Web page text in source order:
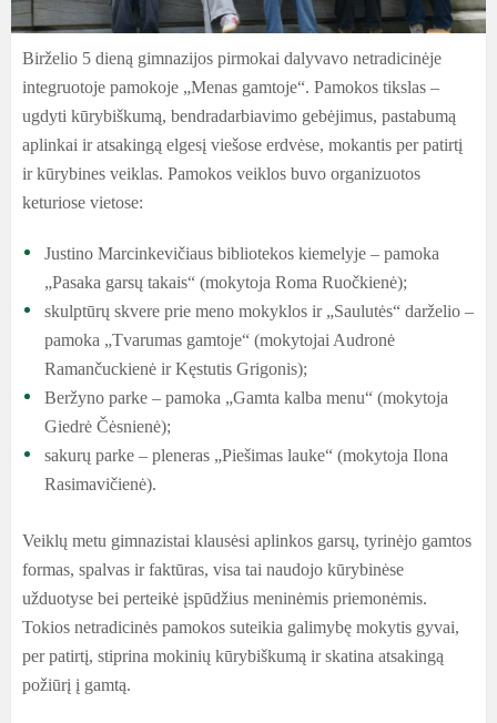
Birželio 5 dieną gimnazijos pirmokai dalyvavo netradicinėje
integruotoje pamokoje „Menas gamtoje“. Pamokos tikslas –
ugdyti kūrybiškumą, bendradarbiavimo gebėjimus, pastabumą
aplinkai ir atsakingą elgesį viešose erdvėse, mokantis per patirtį
ir kūrybines veiklas. Pamokos veiklos buvo organizuotos
keturiose vietose:
Justino Marcinkevičiaus bibliotekos kiemelyje – pamoka
„Pasaka garsų takais“ (mokytoja Roma Ruočkienė);
skulptūrų skvere prie meno mokyklos ir „Saulutės“ darželio –
pamoka „Tvarumas gamtoje“ (mokytojai Audronė
Ramančuckienė ir Kęstutis Grigonis);
Beržyno parke – pamoka „Gamta kalba menu“ (mokytoja
Giedrė Čėsnienė);
sakurų parke – pleneras „Piešimas lauke“ (mokytoja Ilona
Rasimavičienė).
Veiklų metu gimnazistai klausėsi aplinkos garsų, tyrinėjo gamtos
formas, spalvas ir faktūras, visa tai naudojo kūrybinėse
užduotyse bei perteikė įspūdžius meninėmis priemonėmis.
Tokios netradicinės pamokos suteikia galimybę mokytis gyvai,
per patirtį, stiprina mokinių kūrybiškumą ir skatina atsakingą
požiūrį į gamtą.